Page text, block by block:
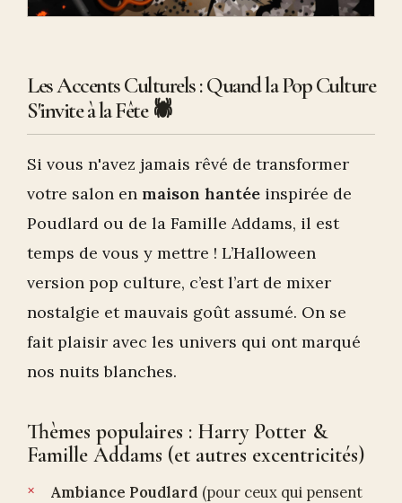
Les Accents Culturels : Quand la Pop Culture
S'invite à la Fête 🕷️
Si vous n'avez jamais rêvé de transformer
votre salon en maison hantée inspirée de
Poudlard ou de la Famille Addams, il est
temps de vous y mettre ! L’Halloween
version pop culture, c’est l’art de mixer
nostalgie et mauvais goût assumé. On se
fait plaisir avec les univers qui ont marqué
nos nuits blanches.
Thèmes populaires : Harry Potter &
Famille Addams (et autres excentricités)
Ambiance Poudlard (pour ceux qui pensent